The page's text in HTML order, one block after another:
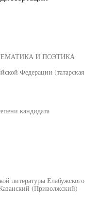
И ПОЭТИКА
Федерации (татарская
кандидата
литературы Елабужского
(Приволжский)